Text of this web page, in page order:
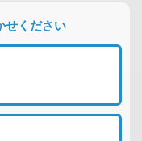
せください